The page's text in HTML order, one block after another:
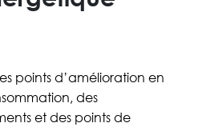
points d’amélioration en
des
et des points de